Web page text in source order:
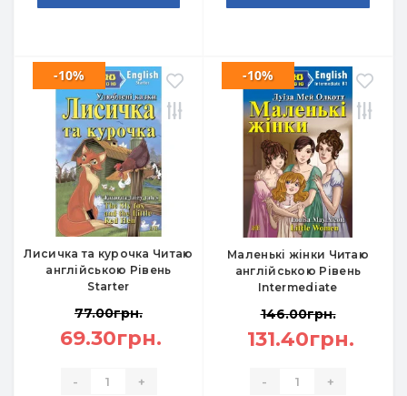
Лисичка та курочка Читаю
англійською Рівень
Starter
-10%
77.00грн.
69.30грн.
- +
Маленькі жінки Читаю
англійською Рівень
Intermediate
-10%
146.00грн.
131.40грн.
- +